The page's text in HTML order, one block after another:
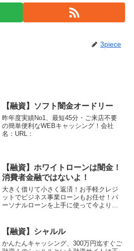
3piece
【融資】ソフト闇金オードリー
昨年度実績No1、最短45分・ご来店不要
の簡単便利なWEBキャッシング！会社
名：URL：
【融資】ホワイトローンは闇金！
消費者金融ではないよ！
大きく借りて小さく返済！お手軽クレジ
ットでビジネス事業ローンもお任せ！パ
ーソナルローンを上手に使って今よりア
融ではなく闇金です！スマホでの検索や
突然送られてきたSMSメ...
【融資】シャルル
かんたんキャッシング、300万円迄すぐご